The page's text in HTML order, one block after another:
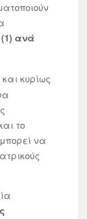
ανά
και κυρίως
το
να